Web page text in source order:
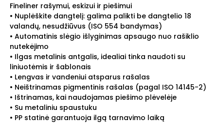
Fineliner rašymui, eskizui ir piešimui
• Nuplėškite dangtelį: galima palikti be dangtelio 18
valandų, nesudžiūvus (ISO 554 bandymas)
• Automatinis slėgio išlyginimas apsaugo nuo rašiklio
nutekėjimo
• Ilgas metalinis antgalis, idealiai tinka naudoti su
liniuotėmis ir šablonais
• Lengvas ir vandeniui atsparus rašalas
• Neištrinamas pigmentinis rašalas (pagal ISO 14145-2)
• Ištrinamas, kai naudojamas piešimo plėvelėje
• Su metaliniu spaustuku
• PP statinė garantuoja ilgą tarnavimo laiką